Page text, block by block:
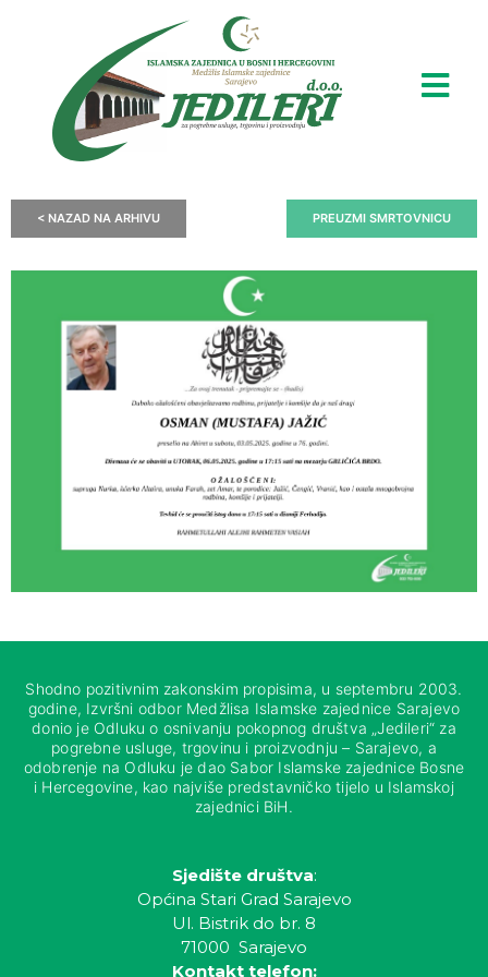
< NAZAD NA ARHIVU PREUZMI SMRTOVNICU
Shodno pozitivnim zakonskim propisima, u septembru 2003.
godine, Izvršni odbor Medžlisa Islamske zajednice Sarajevo
donio je Odluku o osnivanju pokopnog društva „Jedileri“ za
pogrebne usluge, trgovinu i proizvodnju – Sarajevo, a
odobrenje na Odluku je dao Sabor Islamske zajednice Bosne
i Hercegovine, kao najviše predstavničko tijelo u Islamskoj
zajednici BiH.
Sjedište društva:
Općina Stari Grad Sarajevo
Ul. Bistrik do br. 8
71000 Sarajevo
Kontakt telefon: